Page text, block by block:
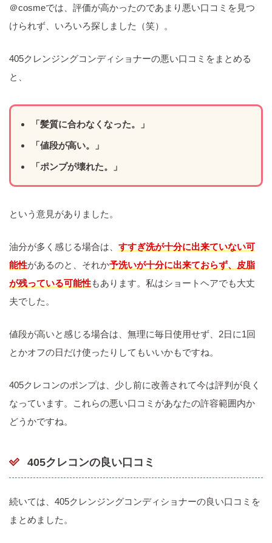
＠cosmeでは、評価が高かったのであまり悪い口コミを見つ
けられず、いろいろ探しました（笑）。
405クレンジングコンディショナーの悪い口コミをまとめる
と、
「髪質に合わなくなった。」
「値段が高い。」
「ポンプが壊れた。」
という意見がありました。
油分が多く感じる場合は、 すすぎ洗が十分に出来ていない可
能性があるのと、それか予洗いが十分に出来ておらず、皮脂
が残っている可能性もあります。私はショートヘアでも大丈
夫でした。
値段が高いと感じる場合は、無理に毎日使用せず、2日に1回
とかオフの日だけ使ったりしてもいいかもですね。
405クレコンのポンプは、少し前に改善されて今は評判が良く
なっています。これらの悪い口コミがあなたの許容範囲内か
どうかですね。
405クレコンの良い口コミ
続いては、405クレンジングコンディショナーの良い口コミを
まとめました。